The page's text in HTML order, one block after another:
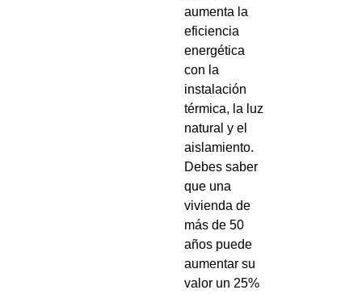
aumenta la
eficiencia
energética
con la
instalación
térmica, la luz
natural y el
aislamiento.
Debes saber
que una
vivienda de
más de 50
años puede
aumentar su
valor un 25%